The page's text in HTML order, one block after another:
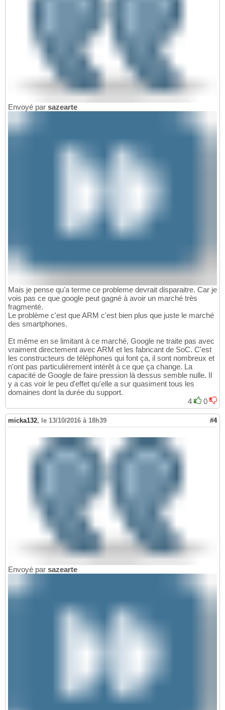
Envoyé par sazearte
Mais je pense qu'a terme ce probleme devrait disparaitre. Car je
vois pas ce que google peut gagné à avoir un marché très
fragmenté.
Le problème c'est que ARM c'est bien plus que juste le marché
des smartphones.
Et même en se limitant à ce marché, Google ne traite pas avec
vraiment directement avec ARM et les fabricant de SoC. C'est
les constructeurs de téléphones qui font ça, il sont nombreux et
n'ont pas particulièrement intérêt à ce que ça change. La
capacité de Google de faire pression là dessus semble nulle. Il
y a cas voir le peu d'effet qu'elle a sur quasiment tous les
domaines dont la durée du support.
4
0
micka132, le 13/10/2016 à 18h39 #4
Envoyé par sazearte